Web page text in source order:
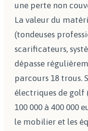
une perte non
La valeur du
(tondeuses
scarificateurs,
dépasse
parcours 18 trous.
électriques de golf
100 000 à 400 000
le mobilier et les